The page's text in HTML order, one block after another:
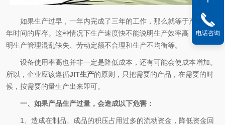
如果生产过早，一年内完成了三年的工作，那么就等于产生了两
年时间的库存。这种情况下生产速度快不能说明生产效率高，反而说
明生产管理混乱缺失、劳动定额不合理和生产不均衡等。
设备使用率高也并非一定是降低成本，还有可能会使成本增加。
所以，企业应该遵循JIT生产的原则，只把需要的产品，在需要的时
候，按需要的量生产出来即可。
一、如果产品生产过量，会造成以下危害：
1、造成在制品、成品的积压占用过多的流动资金，降低资金回
电话咨询